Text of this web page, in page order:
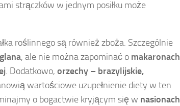
strączków w jednym posiłku może
roślinnego są również zboża. Szczególnie
, ale nie można zapominać o makaronach
. Dodatkowo, orzechy – brazylijskie,
wartościowe uzupełnienie diety w ten
o bogactwie kryjącym się w nasionach